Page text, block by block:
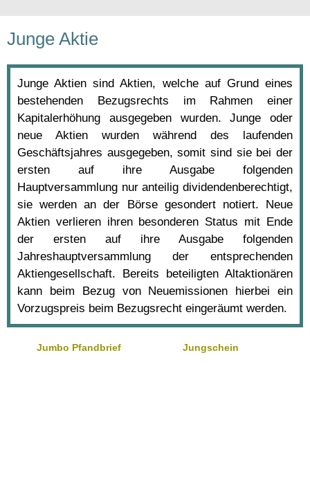
Junge Aktie
Junge Aktien sind Aktien, welche auf Grund eines
bestehenden Bezugsrechts im Rahmen einer
Kapitalerhöhung ausgegeben wurden. Junge oder
neue Aktien wurden während des laufenden
Geschäftsjahres ausgegeben, somit sind sie bei der
ersten auf ihre Ausgabe folgenden
Hauptversammlung nur anteilig dividendenberechtigt,
sie werden an der Börse gesondert notiert. Neue
Aktien verlieren ihren besonderen Status mit Ende
der ersten auf ihre Ausgabe folgenden
Jahreshauptversammlung der entsprechenden
Aktiengesellschaft. Bereits beteiligten Altaktionären
kann beim Bezug von Neuemissionen hierbei ein
Vorzugspreis beim Bezugsrecht eingeräumt werden.
Jumbo Pfandbrief Jungschein